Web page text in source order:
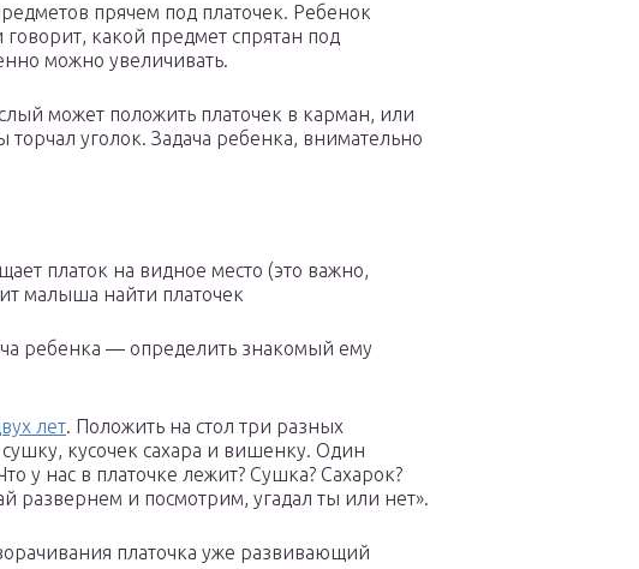
прячем под платочек. Ребенок
говорит, какой предмет спрятан под
можно увеличивать.
может положить платочек в карман, или
торчал уголок. Задача ребенка, внимательно
платок на видное место (это важно,
малыша найти платочек
ребенка — определить знакомый ему
лет. Положить на стол три разных
кусочек сахара и вишенку. Один
у нас в платочке лежит? Сушка? Сахарок?
развернем и посмотрим, угадал ты или нет».
платочка уже развивающий